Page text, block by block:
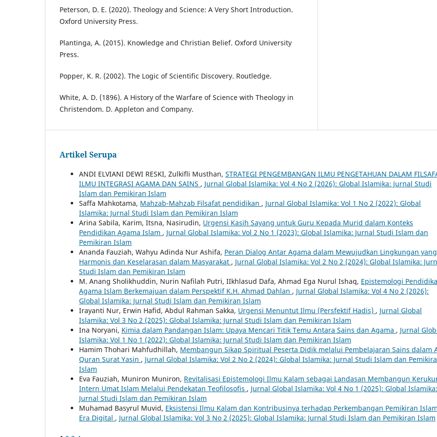
Peterson, D. E. (2020). Theology and Science: A Very Short Introduction.
Oxford University Press.
Plantinga, A. (2015). Knowledge and Christian Belief. Oxford University
Press.
Popper, K. R. (2002). The Logic of Scientific Discovery. Routledge.
White, A. D. (1896). A History of the Warfare of Science with Theology in
Christendom. D. Appleton and Company.
Artikel Serupa
ANDI ELVIANI DEWI RESKI, Zulkifli Musthan, STRATEGI PENGEMBANGAN ILMU PENGETAHUAN DALAM
ILMU INTEGRASI AGAMA DAN SAINS , Jurnal Global Islamika: Vol 4 No 2 (2026): Global Islamika: Jurnal Studi
Islam dan Pemikiran Islam
Saffa Mahkotama, Mahzab-Mahzab Filsafat pendidikan , Jurnal Global Islamika: Vol 1 No 2 (2022): Global
Islamika: Jurnal Studi Islam dan Pemikiran Islam
Arina Sabila, Karim, Itsna, Nasirudin, Urgensi Kasih Sayang untuk Guru Kepada Murid dalam Konteks
Pendidikan Agama Islam , Jurnal Global Islamika: Vol 2 No 1 (2023): Global Islamika: Jurnal Studi Islam dan
Pemikiran Islam
Ananda Fauziah, Wahyu Adinda Nur Ashifa, Peran Dialog Antar Agama dalam Mewujudkan Lingkungan yang
Harmonis dan Keselarasan dalam Masyarakat , Jurnal Global Islamika: Vol 2 No 2 (2024): Global Islamika:
Studi Islam dan Pemikiran Islam
M. Anang Sholikhuddin, Nurin Nafilah Putri, IIkhlasud Dafa, Ahmad Ega Nurul Ishaq, Epistemologi
Agama Islam Berkemajuan dalam Perspektif K.H. Ahmad Dahlan , Jurnal Global Islamika: Vol 4 No 2 (2026):
Global Islamika: Jurnal Studi Islam dan Pemikiran Islam
Irayanti Nur, Erwin Hafid, Abdul Rahman Sakka, Urgensi Menuntut Ilmu (Persfektif Hadis) , Jurnal Global
Islamika: Vol 3 No 2 (2025): Global Islamika: Jurnal Studi Islam dan Pemikiran Islam
Ina Noryani, Kimia dalam Pandangan Islam: Upaya Mencari Titik Temu Antara Sains dan Agama , Jurnal
Islamika: Vol 1 No 1 (2022): Global Islamika: Jurnal Studi Islam dan Pemikiran Islam
Hamim Thohari Mahfudhillah, Membangun Sikap Spiritual Peserta Didik melalui Pembelajaran Sains dalam
Quran Surat Yasin , Jurnal Global Islamika: Vol 2 No 2 (2024): Global Islamika: Jurnal Studi Islam dan
Islam
Eva Fauziah, Muniron Muniron, Revitalisasi Epistemologi Ilmu Kalam sebagai Landasan Membangun
Intern Umat Islam Melalui Pendekatan Teofilosofis , Jurnal Global Islamika: Vol 4 No 1 (2025): Global Islamika:
Jurnal Studi Islam dan Pemikiran Islam
Muhamad Basyrul Muvid, Eksistensi Ilmu Kalam dan Kontribusinya terhadap Perkembangan Pemikiran
Era Digital , Jurnal Global Islamika: Vol 3 No 2 (2025): Global Islamika: Jurnal Studi Islam dan Pemikiran Islam